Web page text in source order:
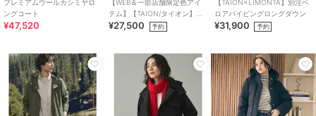
プレミアムウールカシミヤロ
ングコート
¥47,520
【WEB＆一部店舗限定色アイ
テム】【TAION/タイオン】ボ
ア×ダウンフードロング(リバ
¥27,500 予約
【TAION×LIMONTA】別注ベ
ロアパイピングロングダウン
¥31,900 予約